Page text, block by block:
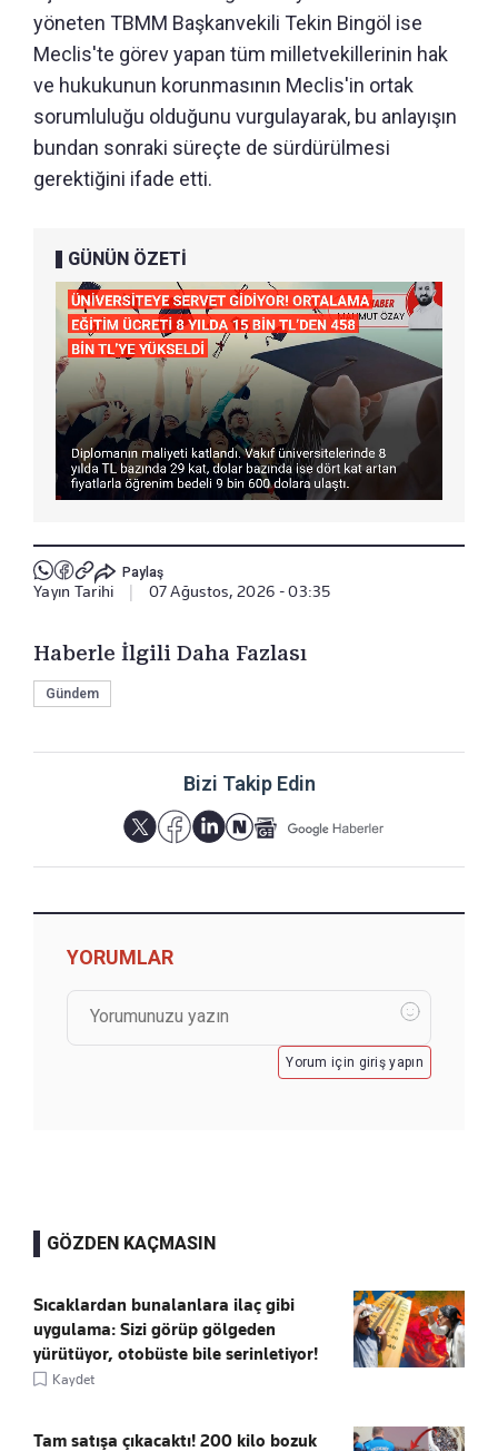
yöneten TBMM Başkanvekili Tekin Bingöl ise
Meclis'te görev yapan tüm milletvekillerinin hak
ve hukukunun korunmasının Meclis'in ortak
sorumluluğu olduğunu vurgulayarak, bu anlayışın
bundan sonraki süreçte de sürdürülmesi
gerektiğini ifade etti.
GÜNÜN ÖZETİ
Paylaş
Yayın Tarihi 07 Ağustos, 2026 - 03:35
Haberle İlgili Daha Fazlası
Gündem
Bizi Takip Edin
YORUMLAR
Yorum için giriş yapın
GÖZDEN KAÇMASIN
Sıcaklardan bunalanlara ilaç gibi
uygulama: Sizi görüp gölgeden
yürütüyor, otobüste bile serinletiyor!
Kaydet
Tam satışa çıkacaktı! 200 kilo bozuk